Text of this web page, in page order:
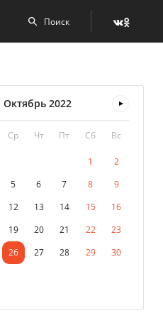
Октябрь 2022
Ср Чт Пт Сб Вс
1
2
5 6 7 8
9
12 13 14 15
16
19 20 21 22
23
26 27 28 29
30